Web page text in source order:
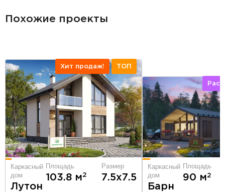
Похожие проекты
Хит продаж! ТОП
Каркасный
дом
Лутон
Площадь
103.8 м2
Размер
7.5х7.5
Каркасный
дом
Барн
Площадь
90 м2